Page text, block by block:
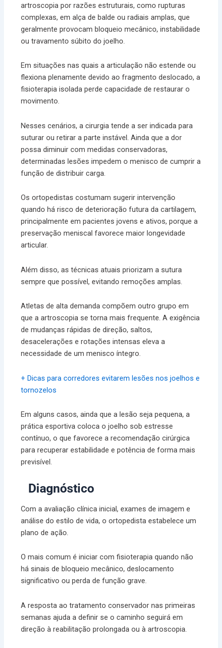
artroscopia por razões estruturais, como rupturas
complexas, em alça de balde ou radiais amplas, que
geralmente provocam bloqueio mecânico, instabilidade
ou travamento súbito do joelho.
Em situações nas quais a articulação não estende ou
flexiona plenamente devido ao fragmento deslocado, a
fisioterapia isolada perde capacidade de restaurar o
movimento.
Nesses cenários, a cirurgia tende a ser indicada para
suturar ou retirar a parte instável. Ainda que a dor
possa diminuir com medidas conservadoras,
determinadas lesões impedem o menisco de cumprir a
função de distribuir carga.
Os ortopedistas costumam sugerir intervenção
quando há risco de deterioração futura da cartilagem,
principalmente em pacientes jovens e ativos, porque a
preservação meniscal favorece maior longevidade
articular.
Além disso, as técnicas atuais priorizam a sutura
sempre que possível, evitando remoções amplas.
Atletas de alta demanda compõem outro grupo em
que a artroscopia se torna mais frequente. A exigência
de mudanças rápidas de direção, saltos,
desacelerações e rotações intensas eleva a
necessidade de um menisco íntegro.
+ Dicas para corredores evitarem lesões nos joelhos e
tornozelos
Em alguns casos, ainda que a lesão seja pequena, a
prática esportiva coloca o joelho sob estresse
contínuo, o que favorece a recomendação cirúrgica
para recuperar estabilidade e potência de forma mais
previsível.
Diagnóstico
Com a avaliação clínica inicial, exames de imagem e
análise do estilo de vida, o ortopedista estabelece um
plano de ação.
O mais comum é iniciar com fisioterapia quando não
há sinais de bloqueio mecânico, deslocamento
significativo ou perda de função grave.
A resposta ao tratamento conservador nas primeiras
semanas ajuda a definir se o caminho seguirá em
direção à reabilitação prolongada ou à artroscopia.